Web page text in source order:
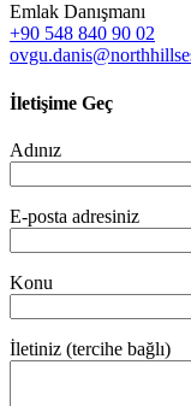
Emlak Danışmanı
+90 548 840 90 02
İletişime Geç
Adınız
E-posta adresiniz
Konu
İletiniz (tercihe bağlı)